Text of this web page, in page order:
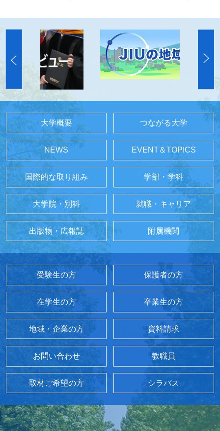
大学概要 つながる大学
NEWS EVENT＆TOPICS
国際的な取り組み 学部・学科
大学院・別科 就職・キャリア
出版物・広報誌 附属機関
受験生の方 保護者の方
在学生の方 卒業生の方
地域・企業の方 資料請求
お問い合わせ 教職員
取材ご希望の方 シラバス